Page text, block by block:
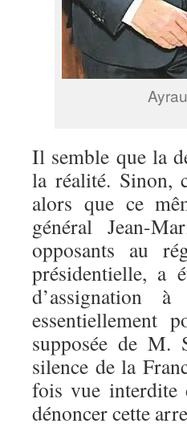
Il semble que la
la réalité. Sinon,
alors que ce
général Jean-
opposants au
présidentielle, a
d’assignation
essentiellement
supposée de M.
silence de la
fois vue interdite
dénoncer cette